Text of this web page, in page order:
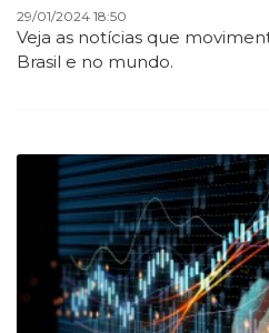
29/01/2024 18:50
Veja as notícias que
Brasil e no mundo.